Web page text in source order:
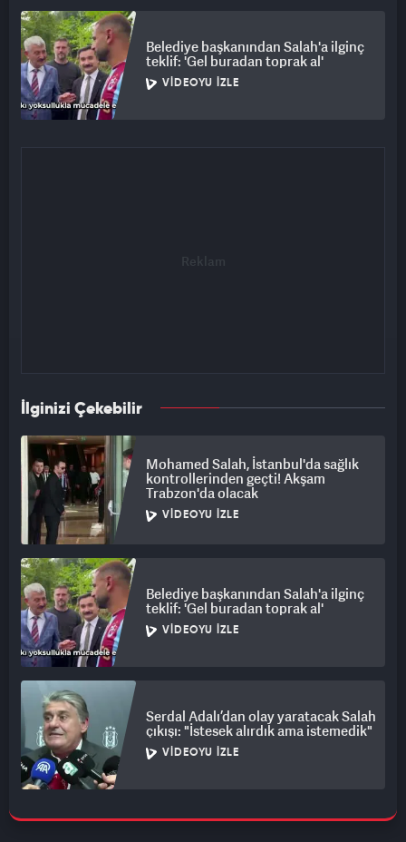
Belediye başkanından Salah'a ilginç
teklif: 'Gel buradan toprak al'
VIDEOYU İZLE
İlginizi Çekebilir
Mohamed Salah, İstanbul'da sağlık
kontrollerinden geçti! Akşam
Trabzon'da olacak
VIDEOYU İZLE
Belediye başkanından Salah'a ilginç
teklif: 'Gel buradan toprak al'
VIDEOYU İZLE
Serdal Adalı’dan olay yaratacak Salah
çıkışı: "İstesek alırdık ama istemedik"
VIDEOYU İZLE